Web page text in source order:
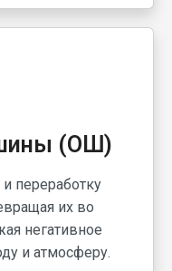
(ОШ)
переработку
их во
негативное
и атмосферу.